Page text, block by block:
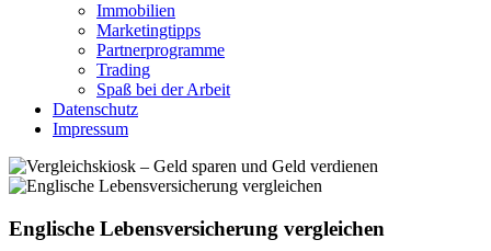
Immobilien
Marketingtipps
Partnerprogramme
Trading
Spaß bei der Arbeit
Datenschutz
Impressum
Englische Lebensversicherung vergleichen